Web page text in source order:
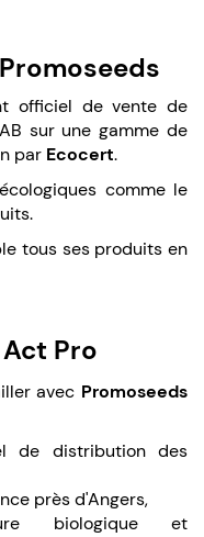
officiel de vente de
sur une gamme de
par Ecocert.
comme le
tous ses produits en
Pro
avec Promoseeds
de distribution des
près d'Angers,
biologique et